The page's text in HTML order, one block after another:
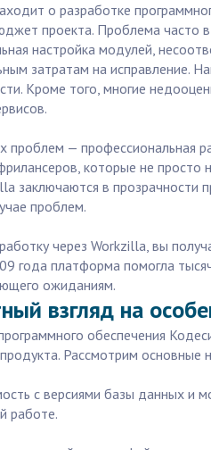
о разработке
проекта. Проблема часто
настройка модулей,
затратам на исправление.
Кроме того, многие
проблем — профессиональная
которые не
заключаются в прозрачности
проблем.
через Workzilla, вы
года платформа помогла
ожиданиям.
взгляд на
обеспечения
Рассмотрим основные
с версиями базы данных и
работе.